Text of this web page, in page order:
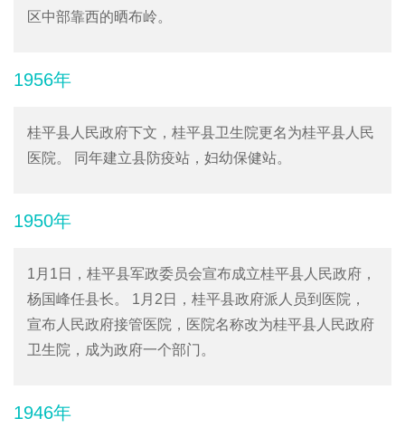
区中部靠西的晒布岭。
1956年
桂平县人民政府下文，桂平县卫生院更名为桂平县人民
医院。 同年建立县防疫站，妇幼保健站。
1950年
1月1日，桂平县军政委员会宣布成立桂平县人民政府，
杨国峰任县长。 1月2日，桂平县政府派人员到医院，
宣布人民政府接管医院，医院名称改为桂平县人民政府
卫生院，成为政府一个部门。
1946年